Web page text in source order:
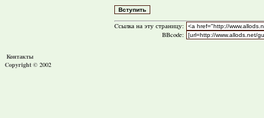
Cсылка на эту страницу:
BBcode:
Контакты
Copyright © 2002